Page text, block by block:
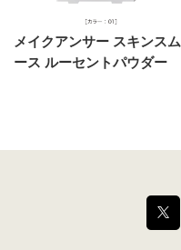
メイクアンサー スキンスム
ース ルーセントパウダー